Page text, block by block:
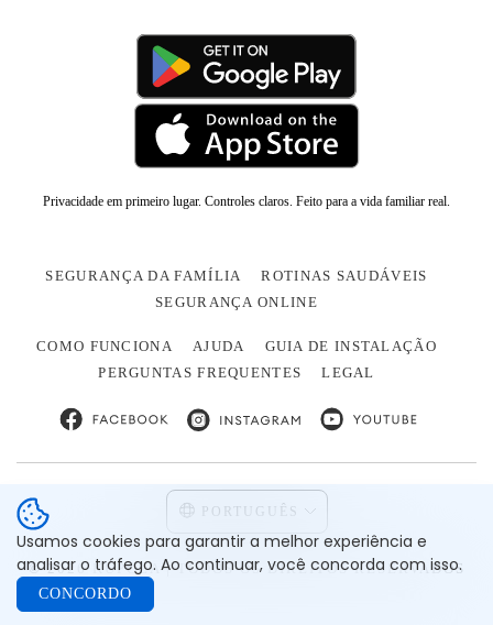
Privacidade em primeiro lugar. Controles claros. Feito para a vida familiar real.
SEGURANÇA DA FAMÍLIA
ROTINAS SAUDÁVEIS
SEGURANÇA ONLINE
COMO FUNCIONA AJUDA
GUIA DE INSTALAÇÃO
PERGUNTAS FREQUENTES
LEGAL
PORTUGUÊS
© 2026 KUPOLA | TODOS OS DIREITOS RESERVADOS
Usamos cookies para garantir a melhor experiência e
analisar o tráfego. Ao continuar, você concorda com isso.
CONCORDO